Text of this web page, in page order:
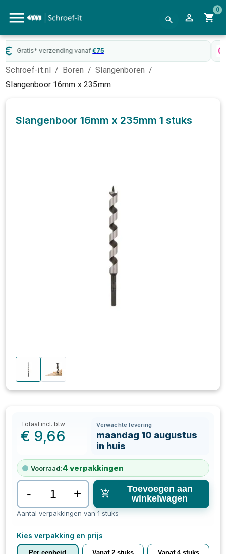
0
WebwinkelKeur
Schroef-it.nl / Boren / Slangenboren /
Slangenboor 16mm x 235mm
Slangenboor 16mm x 235mm 1 stuks
Totaal incl. btw
€ 9,66
Verwachte levering
maandag 10 augustus
in huis
Voorraad:4 verpakkingen
- +
Toevoegen aan
winkelwagen
Aantal verpakkingen van 1 stuks
Kies verpakking en prijs